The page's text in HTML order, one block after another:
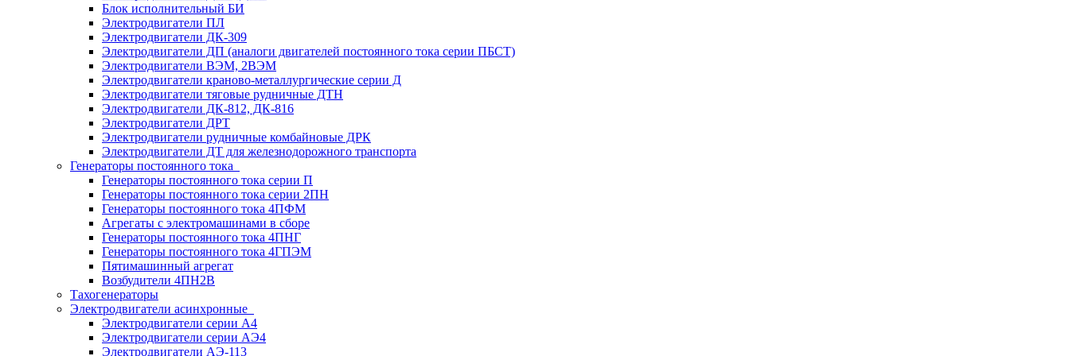
Блок исполнительный БИ
Электродвигатели ПЛ
Электродвигатели ДК-309
Электродвигатели ДП (аналоги двигателей постоянного тока серии ПБСТ)
Электродвигатели ВЭМ, 2ВЭМ
Электродвигатели краново-металлургические серии Д
Электродвигатели тяговые рудничные ДТН
Электродвигатели ДК-812, ДК-816
Электродвигатели ДРТ
Электродвигатели рудничные комбайновые ДРК
Электродвигатели ДТ для железнодорожного транспорта
Генераторы постоянного тока
Генераторы постоянного тока серии П
Генераторы постоянного тока серии 2ПН
Генераторы постоянного тока 4ПФМ
Агрегаты с электромашинами в сборе
Генераторы постоянного тока 4ПНГ
Генераторы постоянного тока 4ГПЭМ
Пятимашинный агрегат
Возбудители 4ПН2В
Тахогенераторы
Электродвигатели асинхронные
Электродвигатели серии А4
Электродвигатели серии АЭ4
Электродвигатели АЭ-113